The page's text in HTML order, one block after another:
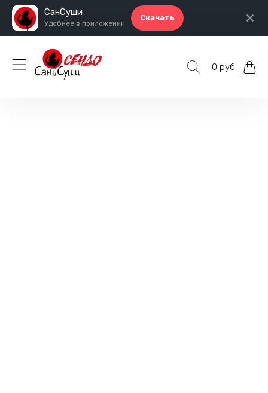
СанСуши
Удобнее в приложении
Скачать
0 руб